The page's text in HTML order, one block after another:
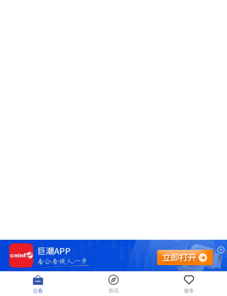
公告 资讯 服务